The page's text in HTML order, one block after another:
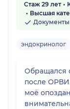
Стаж 29 лет
Высшая
эндокринолог
Обращался
после
моё